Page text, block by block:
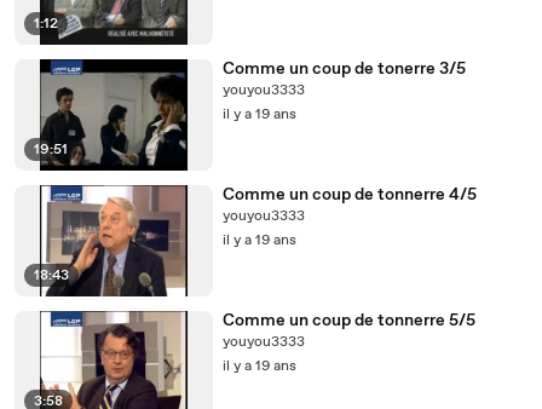
1:12
19:51
Comme un coup de tonerre 3/5
youyou3333
il y a 19 ans
18:43
Comme un coup de tonnerre 4/5
youyou3333
il y a 19 ans
3:58
Comme un coup de tonnerre 5/5
youyou3333
il y a 19 ans